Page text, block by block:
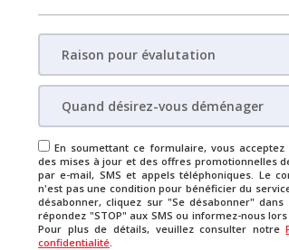
En soumettant ce formulaire, vous
des mises à jour et des offres promotionnelles
par e-mail, SMS et appels téléphoniques. Le
n'est pas une condition pour bénéficier du
désabonner, cliquez sur "Se désabonner" dans
répondez "STOP" aux SMS ou informez-nous
Pour plus de détails, veuillez consulter notre
confidentialité.